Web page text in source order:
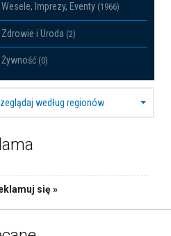
Wesele, Imprezy, Eventy (1966)
Zdrowie i Uroda (2)
Żywność (0)
według regionów
się »